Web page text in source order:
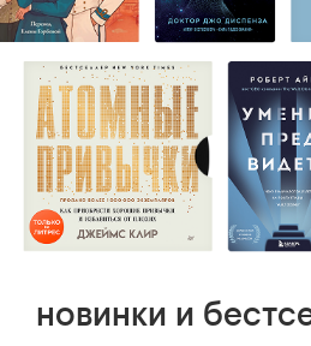
новинки и